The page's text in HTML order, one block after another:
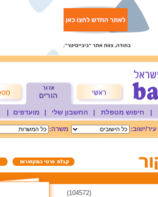
| חיפוש מטפלת | החשבון שלי | מועדפים |
עיר/ישוב: משרה:
(104572)